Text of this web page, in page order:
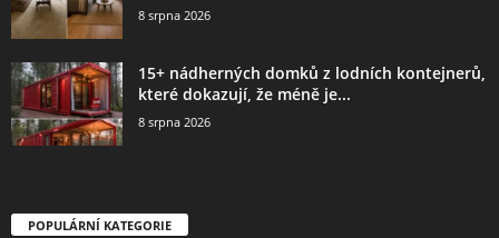
8 srpna 2026
15+ nádherných domků z lodních kontejnerů,
které dokazují, že méně je...
8 srpna 2026
POPULÁRNÍ KATEGORIE